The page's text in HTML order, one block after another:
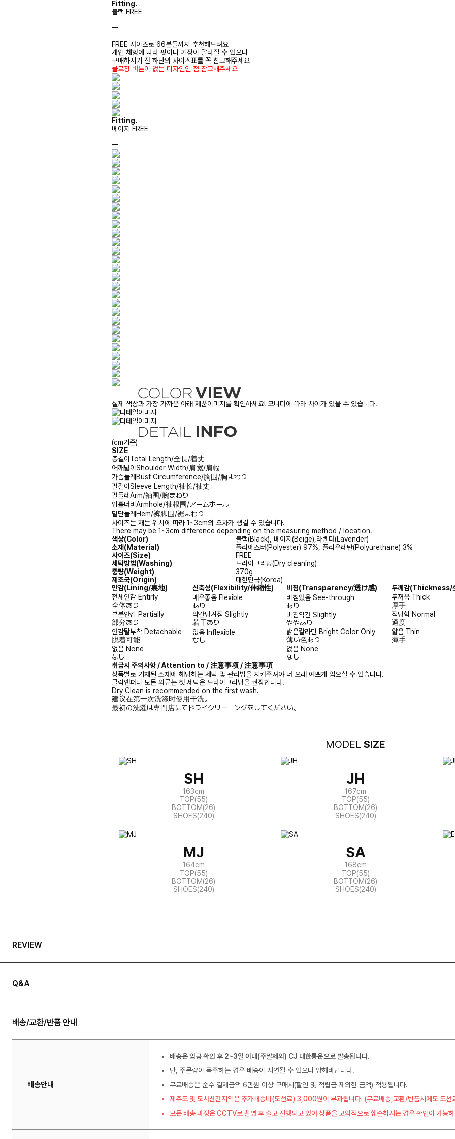
Fitting.
블랙 FREE
ㅡ
FREE 사이즈로 66분들까지 추천해드려요
개인 체형에 따라 핏이나 기장이 달라질 수 있으니
구매하시기 전 하단의 사이즈표를 꼭 참고해주세요
클로징 버튼이 없는 디자인인 점 참고해주세요
Fitting.
베이지 FREE
ㅡ
실제 색상과 가장 가까운 아래 제품이미지를 확인하세요! 모니터에 따라 차이가 있을 수 있습니다.
(cm기준)
SIZE
총길이 Total Length/全長/着丈
어깨넓이 Shoulder Width/肩宽/肩幅
가슴둘레 Bust Circumference/胸围/胸まわり
팔길이 Sleeve Length/袖长/袖丈
팔둘레Arm/袖围/腕まわり
암홀너비 Armhole/袖根围/アームホール
밑단둘레 Hem/裤脚围/裾まわり
사이즈는 재는 위치에 따라 1~3cm의 오차가 생길 수 있습니다.
There may be 1~3cm difference depending on the measuring method / location.
색상(Color)
블랙(Black), 베이지(Beige),라벤더(Lavender)
소재(Material)
폴리에스터(Polyester) 97%, 폴리우레탄(Polyurethane) 3%
사이즈(Size)
FREE
세탁방법(Washing)
드라이크리닝(Dry cleaning)
중량(Weight)
370g
제조국(Origin)
대한민국(Korea)
안감(Lining/裏地) 신축성(Flexibility/伸縮性) 비침(Transparency/透け感) 두께감(Thickness/
전체안감 Entirly
全体あり
매우좋음 Flexible
あり
비침있음 See-through
あり
두꺼움 Thick
厚手
부분안감 Partially
部分あり
약간당겨짐 Slightly
若干あり
비침약간 Slightly
ややあり
적당함 Normal
適度
안감탈부착 Detachable
脱着可能
없음 Inflexible
なし
밝은칼라만 Bright Color Only
薄い色あり
얇음 Thin
薄手
없음 None
なし
없음 None
なし
취급시 주의사항 / Attention to / 注意事项 / 注意事項
상품별로 기재된 소재에 해당하는 세탁 및 관리법을 지켜주셔야 더 오래 예쁘게 입으실 수 있습니다.
클릭앤퍼니 모든 의류는 첫 세탁은 드라이크리닝을 권장합니다.
Dry Clean is recommended on the first wash.
建议在第一次洗涤时使用干洗。
最初の洗濯は専門店にてドライクリーニングをしてください。
MODEL SIZE
SH
163cm
TOP(55)
BOTTOM(26)
SHOES(240)
JH
167cm
TOP(55)
BOTTOM(26)
SHOES(240)
MJ
164cm
TOP(55)
BOTTOM(26)
SHOES(240)
SA
168cm
TOP(55)
BOTTOM(26)
SHOES(240)
REVIEW
Q&A
배송/교환/반품 안내
배송안내
배송은 입금 확인 후 2~3일 이내(주말제외) CJ 대한통운으로 발송됩니다.
단, 주문량이 폭주하는 경우 배송이 지연될 수 있으니 양해바랍니다.
무료배송은 순수 결제금액 6만원 이상 구매시(할인 및 적립금 제외한 금액) 적용됩니다.
제주도 및 도서산간지역은 추가배송비(도선료) 3,000원이 부과됩니다. (무료배송,교환/반품시에도 도선
모든 배송 과정은 CCTV로 촬영 후 출고 진행되고 있어 상품을 고의적으로 훼손하시는 경우 확인이 가능